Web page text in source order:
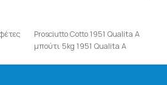
Prosciutto Cotto 1951 Qualita A
μπούτι 5kg 1951 Qualita A